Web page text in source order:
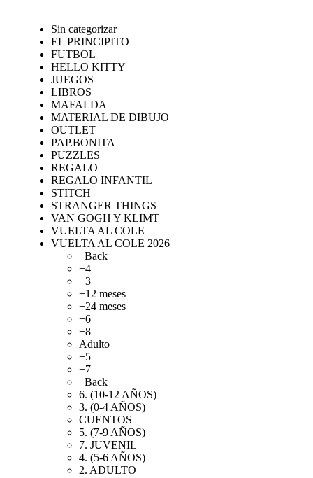
Sin categorizar
EL PRINCIPITO
FUTBOL
HELLO KITTY
JUEGOS
LIBROS
MAFALDA
MATERIAL DE DIBUJO
OUTLET
PAP.BONITA
PUZZLES
REGALO
REGALO INFANTIL
STITCH
STRANGER THINGS
VAN GOGH Y KLIMT
VUELTA AL COLE
VUELTA AL COLE 2026
Back
+4
+3
+12 meses
+24 meses
+6
+8
Adulto
+5
+7
Back
6. (10-12 AÑOS)
3. (0-4 AÑOS)
CUENTOS
5. (7-9 AÑOS)
7. JUVENIL
4. (5-6 AÑOS)
2. ADULTO